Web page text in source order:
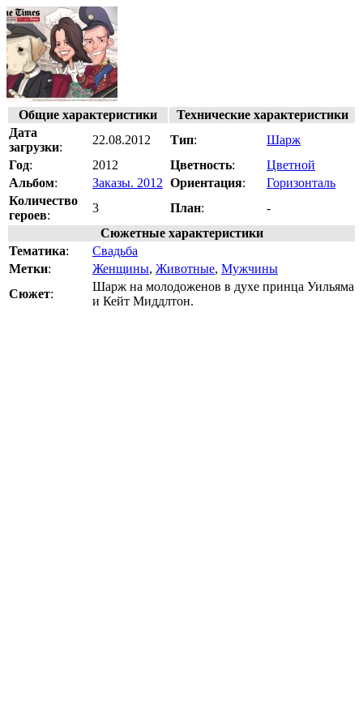
Общие характеристики
Технические характеристики
Дата
загрузки:
22.08.2012 Тип:
Шарж
Год: 2012 Цветность:
Цветной
Альбом: Заказы. 2012 Ориентация:
Горизонталь
Количество
героев:
3 План:
-
Сюжетные характеристики
Тематика:
Свадьба
Метки: Женщины, Животные, Мужчины
Сюжет:
Шарж на молодоженов в духе принца Уильяма
и Кейт Миддлтон.